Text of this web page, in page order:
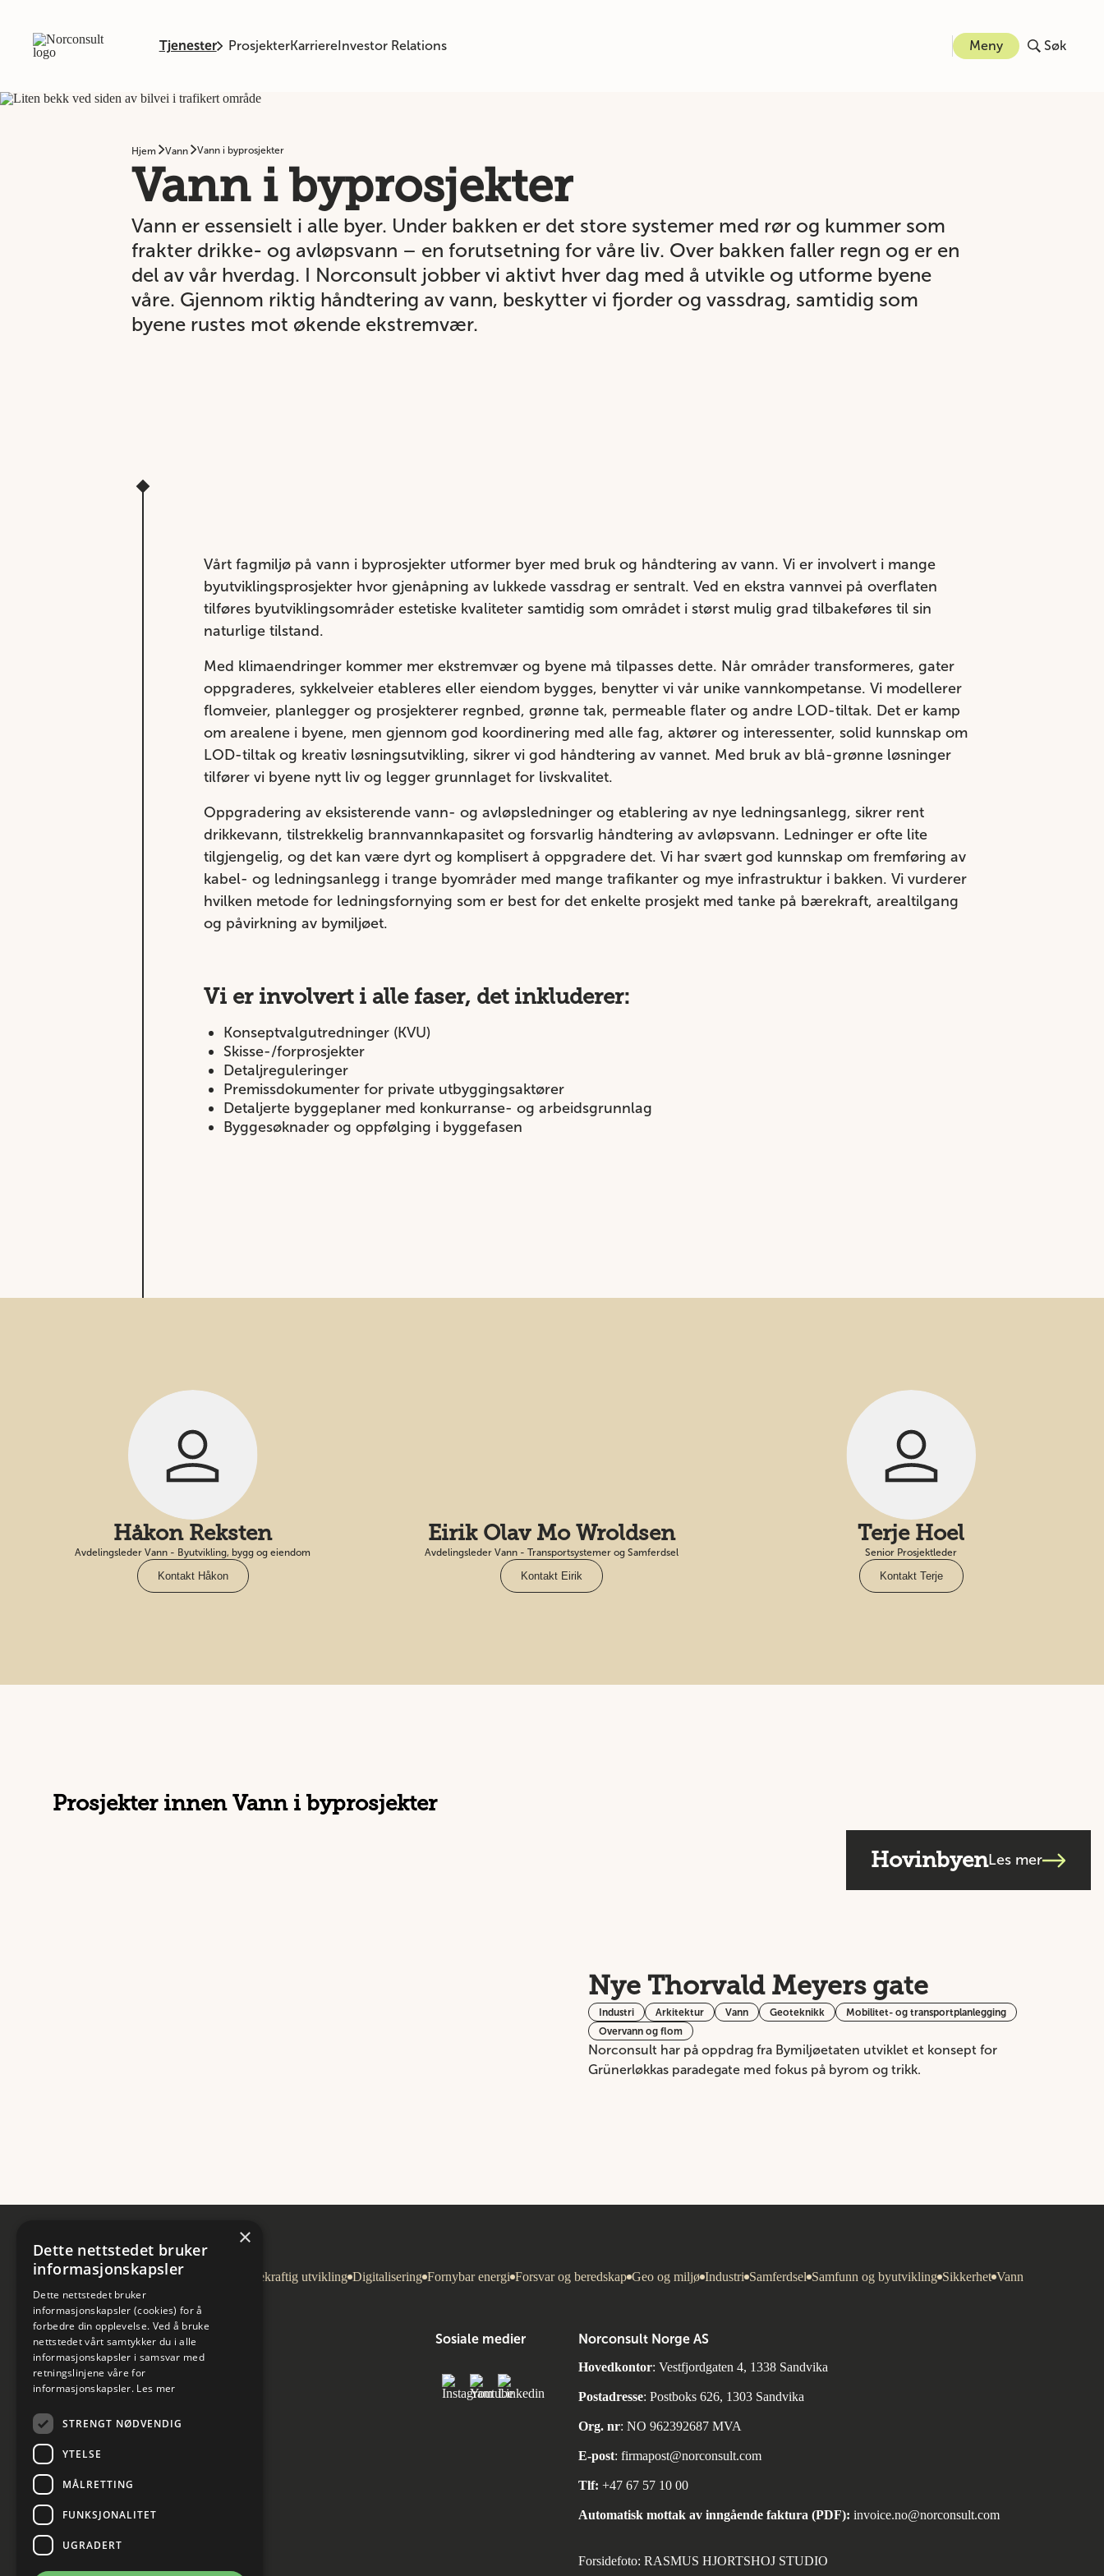
Tjenester ProsjekterKarriereInvestor Relations Meny Søk
Hjem Vann Vann i byprosjekter
Vann i byprosjekter
Vann er essensielt i alle byer. Under bakken er det store systemer med rør og kummer som
frakter drikke- og avløpsvann – en forutsetning for våre liv. Over bakken faller regn og er en
del av vår hverdag. I Norconsult jobber vi aktivt hver dag med å utvikle og utforme byene
våre. Gjennom riktig håndtering av vann, beskytter vi fjorder og vassdrag, samtidig som
byene rustes mot økende ekstremvær.
Vårt fagmiljø på vann i byprosjekter utformer byer med bruk og håndtering av vann. Vi er involvert i mange
byutviklingsprosjekter hvor gjenåpning av lukkede vassdrag er sentralt. Ved en ekstra vannvei på overflaten
tilføres byutviklingsområder estetiske kvaliteter samtidig som området i størst mulig grad tilbakeføres til sin
naturlige tilstand.
Med klimaendringer kommer mer ekstremvær og byene må tilpasses dette. Når områder transformeres, gater
oppgraderes, sykkelveier etableres eller eiendom bygges, benytter vi vår unike vannkompetanse. Vi modellerer
flomveier, planlegger og prosjekterer regnbed, grønne tak, permeable flater og andre LOD-tiltak. Det er kamp
om arealene i byene, men gjennom god koordinering med alle fag, aktører og interessenter, solid kunnskap om
LOD-tiltak og kreativ løsningsutvikling, sikrer vi god håndtering av vannet. Med bruk av blå-grønne løsninger
tilfører vi byene nytt liv og legger grunnlaget for livskvalitet.
Oppgradering av eksisterende vann- og avløpsledninger og etablering av nye ledningsanlegg, sikrer rent
drikkevann, tilstrekkelig brannvannkapasitet og forsvarlig håndtering av avløpsvann. Ledninger er ofte lite
tilgjengelig, og det kan være dyrt og komplisert å oppgradere det. Vi har svært god kunnskap om fremføring av
kabel- og ledningsanlegg i trange byområder med mange trafikanter og mye infrastruktur i bakken. Vi vurderer
hvilken metode for ledningsfornying som er best for det enkelte prosjekt med tanke på bærekraft, arealtilgang
og påvirkning av bymiljøet.
Vi er involvert i alle faser, det inkluderer:
Konseptvalgutredninger (KVU)
Skisse-/forprosjekter
Detaljreguleringer
Premissdokumenter for private utbyggingsaktører
Detaljerte byggeplaner med konkurranse- og arbeidsgrunnlag
Byggesøknader og oppfølging i byggefasen
Håkon Reksten
Avdelingsleder Vann - Byutvikling, bygg og eiendom
Kontakt Håkon
Eirik Olav Mo Wroldsen
Avdelingsleder Vann - Transportsystemer og Samferdsel
Kontakt Eirik
Terje Hoel
Senior Prosjektleder
Kontakt Terje
Prosjekter innen Vann i byprosjekter
HovinbyenLes mer
Nye Thorvald Meyers gate
Industri Arkitektur Vann Geoteknikk
Mobilitet- og transportplanlegging
Overvann og flom
Norconsult har på oppdrag fra Bymiljøetaten utviklet et konsept for
Grünerløkkas paradegate med fokus på byrom og trikk.
Arkitektur Bygg og eiendom Bærekraftig utvikling Digitalisering Fornybar energi Forsvar og beredskap Geo og miljø Industri Samferdsel Samfunn og byutvikling Sikkerhet Vann
Sosiale medier Norconsult Norge AS
Hovedkontor: Vestfjordgaten 4, 1338 Sandvika
Postadresse: Postboks 626, 1303 Sandvika
Org. nr: NO 962392687 MVA
E-post: firmapost@norconsult.com
Tlf: +47 67 57 10 00
Automatisk mottak av inngående faktura (PDF): invoice.no@norconsult.com
Forsidefoto: RASMUS HJORTSHOJ STUDIO
×
Dette nettstedet bruker
informasjonskapsler
Dette nettstedet bruker
informasjonskapsler (cookies) for å
forbedre din opplevelse. Ved å bruke
nettstedet vårt samtykker du i alle
informasjonskapsler i samsvar med
retningslinjene våre for
informasjonskapsler. Les mer
STRENGT NØDVENDIG
YTELSE
MÅLRETTING
FUNKSJONALITET
UGRADERT